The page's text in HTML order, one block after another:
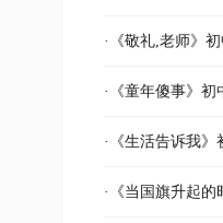
·《敬礼,老师》
·《童年傻事》初
·《生活告诉我
·《当国旗升起